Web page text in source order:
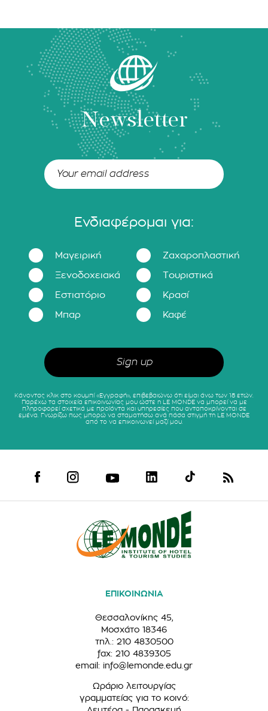
Newsletter
Ενδιαφέρομαι για:
Μαγειρική Ζαχαροπλαστική
Ξενοδοχειακά Τουριστικά
Εστιατόριο Κρασί
Μπαρ Καφέ
Κάνοντας κλικ στο κουμπί «Εγγραφή», επιβεβαιώνω ότι είμαι άνω των 18 ετών.
Παρέχω τα στοιχεία επικοινωνίας μου ώστε η LE MONDE να μπορεί να με
πληροφορεί σχετικά με προϊόντα και υπηρεσίες που ανταποκρίνονται σε
εμένα. Γνωρίζω πως μπορώ να σταματήσω ανά πάσα στιγμή τη LE MONDE
από το να επικοινωνεί μαζί μου.
ΕΠΙΚΟΙΝΩΝΙΑ
Θεσσαλονίκης 45,
Μοσχάτο 18346
τηλ.: 210 4830500
fax: 210 4839305
email: info@lemonde.edu.gr
Ωράριο λειτουργίας
γραμματείας για το κοινό: